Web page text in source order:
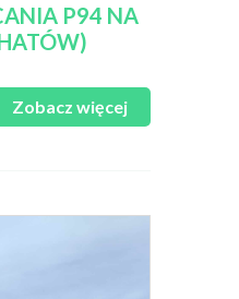
P94 NA
Zobacz więcej